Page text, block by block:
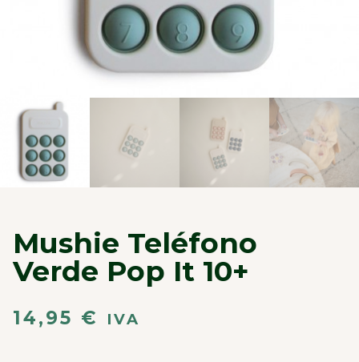
Mushie Teléfono
Verde Pop It 10+
14,95 € IVA